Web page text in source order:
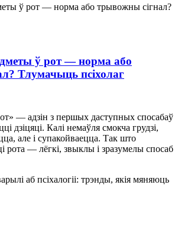
ў рот — норма або
Тлумачыць псіхолаг
— адзін з першых даступных спосабаў
дзіцяці. Калі немаўля смокча грудзі,
але і супакойваецца. Так што
рота — лёгкі, звыклы і зразумелы спосаб